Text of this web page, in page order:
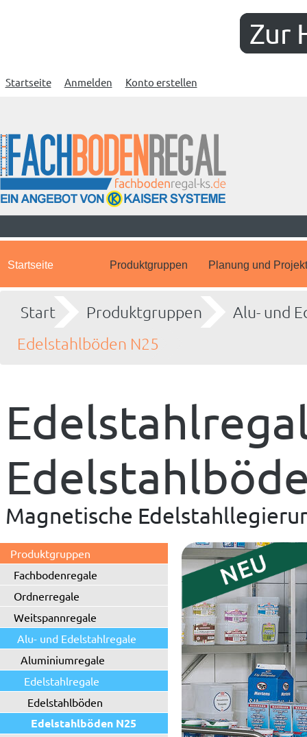
Zur
Startseite Anmelden Konto erstellen
Startseite Produktgruppen Planung und
Start Produktgruppen
Alu- und
Edelstahlböden N25
Magnetische
Produktgruppen
Fachbodenregale
Ordnerregale
Weitspannregale
Alu- und Edelstahlregale
Aluminiumregale
Edelstahlregale
Edelstahlböden
Edelstahlböden N25